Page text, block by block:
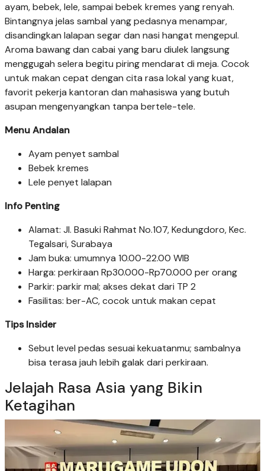
ayam, bebek, lele, sampai bebek kremes yang renyah.
Bintangnya jelas sambal yang pedasnya menampar,
disandingkan lalapan segar dan nasi hangat mengepul.
Aroma bawang dan cabai yang baru diulek langsung
menggugah selera begitu piring mendarat di meja. Cocok
untuk makan cepat dengan cita rasa lokal yang kuat,
favorit pekerja kantoran dan mahasiswa yang butuh
asupan mengenyangkan tanpa bertele-tele.
Menu Andalan
Ayam penyet sambal
Bebek kremes
Lele penyet lalapan
Info Penting
Alamat: Jl. Basuki Rahmat No.107, Kedungdoro, Kec.
Tegalsari, Surabaya
Jam buka: umumnya 10.00-22.00 WIB
Harga: perkiraan Rp30.000-Rp70.000 per orang
Parkir: parkir mal; akses dekat dari TP 2
Fasilitas: ber-AC, cocok untuk makan cepat
Tips Insider
Sebut level pedas sesuai kekuatanmu; sambalnya
bisa terasa jauh lebih galak dari perkiraan.
Jelajah Rasa Asia yang Bikin
Ketagihan